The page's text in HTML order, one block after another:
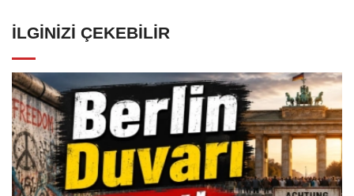
İLGINIZI ÇEKEBILIR